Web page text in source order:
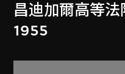
昌迪加爾高等
1955